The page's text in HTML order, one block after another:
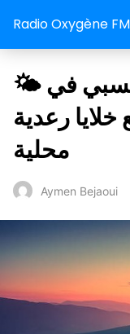
Radio Oxygène FM
🌤️ طقس الثلاثاء: ارتفاع نسبي في
رعدية
محلية
Aymen Bejaoui